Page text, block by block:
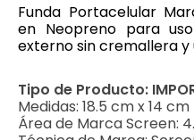
Funda Portacelular
en Neopreno para
externo sin cremallera
Tipo de Producto:
Medidas: 18.5 cm x 14 cm
Área de Marca Screen: